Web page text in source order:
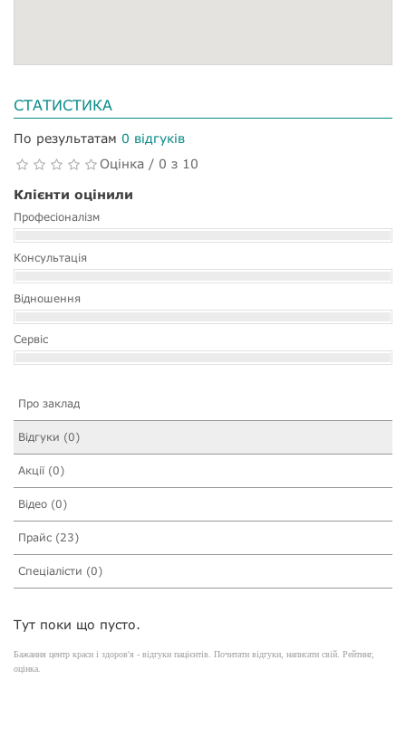
СТАТИСТИКА
По результатам 0 відгуків
Оцінка / 0 з 10
Клієнти оцінили
Професіоналізм
Консультація
Відношення
Сервіс
Про заклад
Відгуки (0)
Акції (0)
Відео (0)
Прайс (23)
Спеціалісти (0)
Тут поки що пусто.
Бажання центр краси і здоров'я - відгуки пацієнтів. Почитати відгуки, написати свій. Рейтинг,
оцінка.